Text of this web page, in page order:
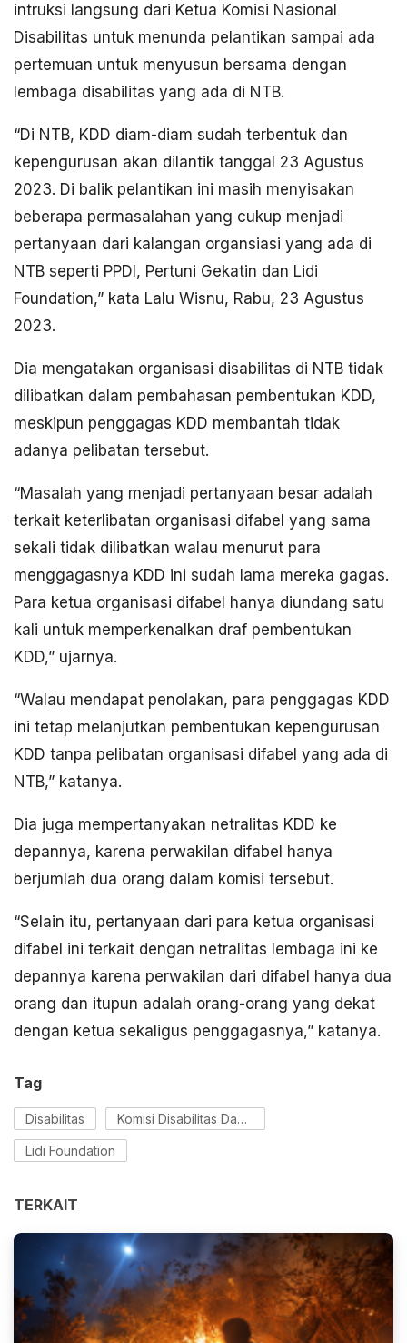
intruksi langsung dari Ketua Komisi Nasional
Disabilitas untuk menunda pelantikan sampai ada
pertemuan untuk menyusun bersama dengan
lembaga disabilitas yang ada di NTB.
“Di NTB, KDD diam-diam sudah terbentuk dan
kepengurusan akan dilantik tanggal 23 Agustus
2023. Di balik pelantikan ini masih menyisakan
beberapa permasalahan yang cukup menjadi
pertanyaan dari kalangan organsiasi yang ada di
NTB seperti PPDI, Pertuni Gekatin dan Lidi
Foundation,” kata Lalu Wisnu, Rabu, 23 Agustus
2023.
Dia mengatakan organisasi disabilitas di NTB tidak
dilibatkan dalam pembahasan pembentukan KDD,
meskipun penggagas KDD membantah tidak
adanya pelibatan tersebut.
“Masalah yang menjadi pertanyaan besar adalah
terkait keterlibatan organisasi difabel yang sama
sekali tidak dilibatkan walau menurut para
menggagasnya KDD ini sudah lama mereka gagas.
Para ketua organisasi difabel hanya diundang satu
kali untuk memperkenalkan draf pembentukan
KDD,” ujarnya.
“Walau mendapat penolakan, para penggagas KDD
ini tetap melanjutkan pembentukan kepengurusan
KDD tanpa pelibatan organisasi difabel yang ada di
NTB,” katanya.
Dia juga mempertanyakan netralitas KDD ke
depannya, karena perwakilan difabel hanya
berjumlah dua orang dalam komisi tersebut.
“Selain itu, pertanyaan dari para ketua organisasi
difabel ini terkait dengan netralitas lembaga ini ke
depannya karena perwakilan dari difabel hanya dua
orang dan itupun adalah orang-orang yang dekat
dengan ketua sekaligus penggagasnya,” katanya.
Tag
Disabilitas Komisi Disabilitas Daerah
Lidi Foundation
TERKAIT